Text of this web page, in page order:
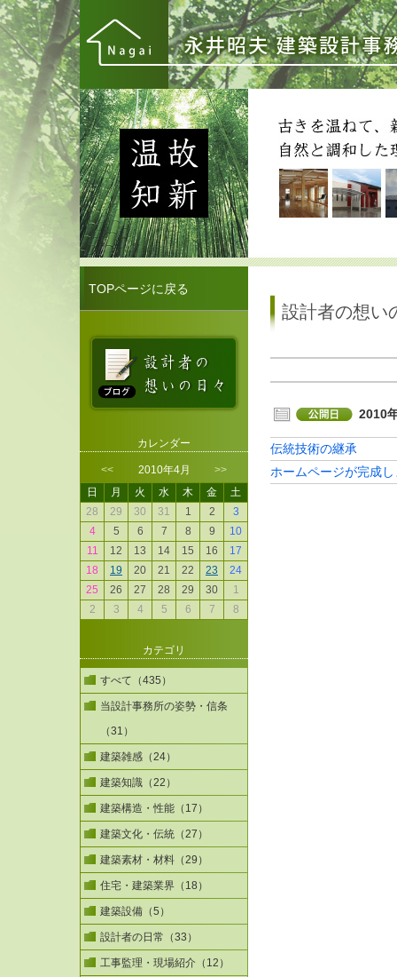
TOPページに戻る
カレンダー
<< 2010年4月
>>
日
月 火 水 木 金
土
28
29 30 31 1 2
3
4
5 6 7 8 9
10
11
12 13 14 15 16
17
18
19 20 21 22 23
24
25
26 27 28 29 30
1
2
3 4 5 6 7 8
カテゴリ
すべて（435）
当設計事務所の姿勢・信条
（31）
建築雑感（24）
建築知識（22）
建築構造・性能（17）
建築文化・伝統（27）
建築素材・材料（29）
住宅・建築業界（18）
建築設備（5）
設計者の日常（33）
工事監理・現場紹介（12）
設計者の想い
2010
伝統技術の継承
ホームページが完成